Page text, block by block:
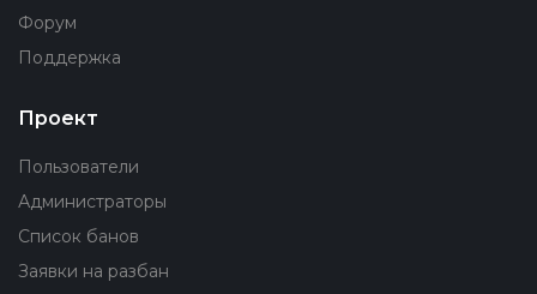
Форум
Поддержка
Проект
Пользователи
Администраторы
Список банов
Заявки на разбан